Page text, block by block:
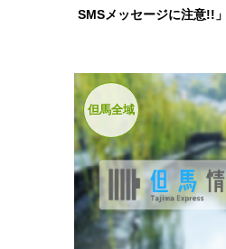
SMSメッセージに注意!!」
但馬全域